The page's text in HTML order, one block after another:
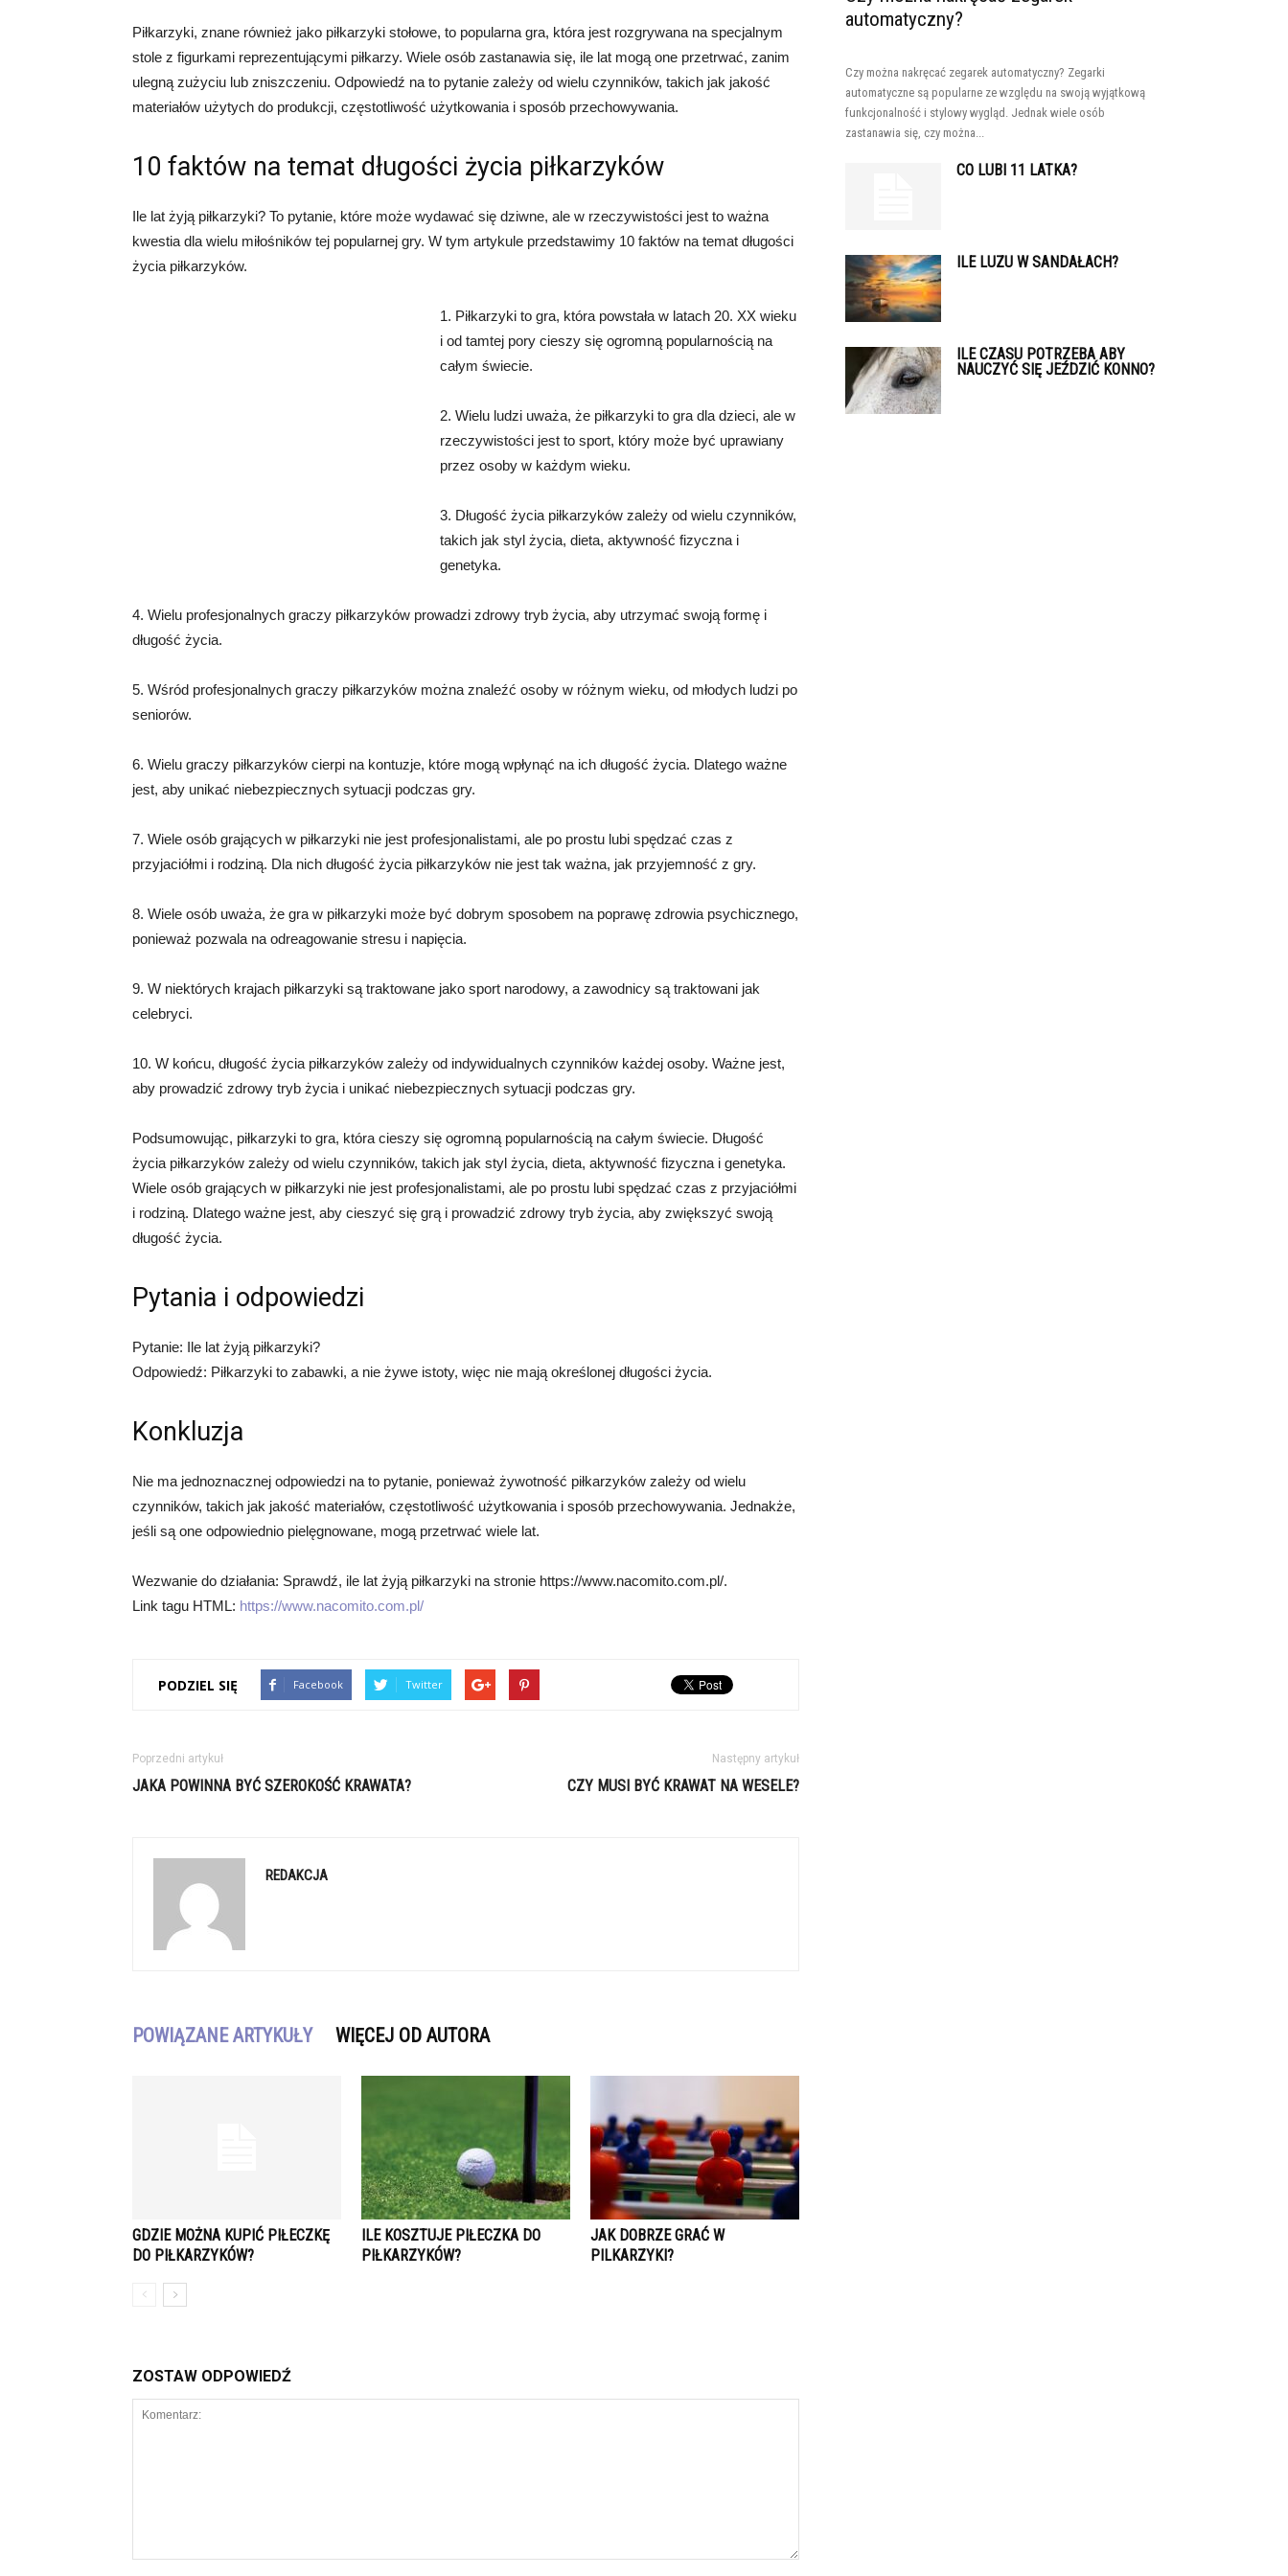
Piłkarzyki, znane również jako piłkarzyki stołowe, to popularna gra, która jest rozgrywana na specjalnym
stole z figurkami reprezentującymi piłkarzy. Wiele osób zastanawia się, ile lat mogą one przetrwać, zanim
ulegną zużyciu lub zniszczeniu. Odpowiedź na to pytanie zależy od wielu czynników, takich jak jakość
materiałów użytych do produkcji, częstotliwość użytkowania i sposób przechowywania.
10 faktów na temat długości życia piłkarzyków
Ile lat żyją piłkarzyki? To pytanie, które może wydawać się dziwne, ale w rzeczywistości jest to ważna
kwestia dla wielu miłośników tej popularnej gry. W tym artykule przedstawimy 10 faktów na temat długości
życia piłkarzyków.
1. Piłkarzyki to gra, która powstała w latach 20. XX wieku
i od tamtej pory cieszy się ogromną popularnością na
całym świecie.
2. Wielu ludzi uważa, że piłkarzyki to gra dla dzieci, ale w
rzeczywistości jest to sport, który może być uprawiany
przez osoby w każdym wieku.
3. Długość życia piłkarzyków zależy od wielu czynników,
takich jak styl życia, dieta, aktywność fizyczna i
genetyka.
4. Wielu profesjonalnych graczy piłkarzyków prowadzi zdrowy tryb życia, aby utrzymać swoją formę i
długość życia.
5. Wśród profesjonalnych graczy piłkarzyków można znaleźć osoby w różnym wieku, od młodych ludzi po
seniorów.
6. Wielu graczy piłkarzyków cierpi na kontuzje, które mogą wpłynąć na ich długość życia. Dlatego ważne
jest, aby unikać niebezpiecznych sytuacji podczas gry.
7. Wiele osób grających w piłkarzyki nie jest profesjonalistami, ale po prostu lubi spędzać czas z
przyjaciółmi i rodziną. Dla nich długość życia piłkarzyków nie jest tak ważna, jak przyjemność z gry.
8. Wiele osób uważa, że gra w piłkarzyki może być dobrym sposobem na poprawę zdrowia psychicznego,
ponieważ pozwala na odreagowanie stresu i napięcia.
9. W niektórych krajach piłkarzyki są traktowane jako sport narodowy, a zawodnicy są traktowani jak
celebryci.
10. W końcu, długość życia piłkarzyków zależy od indywidualnych czynników każdej osoby. Ważne jest,
aby prowadzić zdrowy tryb życia i unikać niebezpiecznych sytuacji podczas gry.
Podsumowując, piłkarzyki to gra, która cieszy się ogromną popularnością na całym świecie. Długość
życia piłkarzyków zależy od wielu czynników, takich jak styl życia, dieta, aktywność fizyczna i genetyka.
Wiele osób grających w piłkarzyki nie jest profesjonalistami, ale po prostu lubi spędzać czas z przyjaciółmi
i rodziną. Dlatego ważne jest, aby cieszyć się grą i prowadzić zdrowy tryb życia, aby zwiększyć swoją
długość życia.
Pytania i odpowiedzi
Pytanie: Ile lat żyją piłkarzyki?
Odpowiedź: Piłkarzyki to zabawki, a nie żywe istoty, więc nie mają określonej długości życia.
Konkluzja
Nie ma jednoznacznej odpowiedzi na to pytanie, ponieważ żywotność piłkarzyków zależy od wielu
czynników, takich jak jakość materiałów, częstotliwość użytkowania i sposób przechowywania. Jednakże,
jeśli są one odpowiednio pielęgnowane, mogą przetrwać wiele lat.
Wezwanie do działania: Sprawdź, ile lat żyją piłkarzyki na stronie https://www.nacomito.com.pl/.
Link tagu HTML: https://www.nacomito.com.pl/
PODZIEL SIĘ Facebook Twitter
Poprzedni artykuł
JAKA POWINNA BYĆ SZEROKOŚĆ KRAWATA?
Następny artykuł
CZY MUSI BYĆ KRAWAT NA WESELE?
REDAKCJA
POWIĄZANE ARTYKUŁY WIĘCEJ OD AUTORA
GDZIE MOŻNA KUPIĆ PIŁECZKĘ
DO PIŁKARZYKÓW?
ILE KOSZTUJE PIŁECZKA DO
PIŁKARZYKÓW?
JAK DOBRZE GRAĆ W
PILKARZYKI?
ZOSTAW ODPOWIEDŹ
automatyczny?
Czy można nakręcać zegarek automatyczny? Zegarki
automatyczne są popularne ze względu na swoją wyjątkową
funkcjonalność i stylowy wygląd. Jednak wiele osób
zastanawia się, czy można...
CO LUBI 11 LATKA?
ILE LUZU W SANDAŁACH?
ILE CZASU POTRZEBA ABY
NAUCZYĆ SIĘ JEŹDZIĆ KONNO?